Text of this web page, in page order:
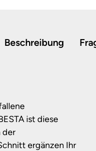
Beschreibung
ist diese
der
ergänzen Ihr